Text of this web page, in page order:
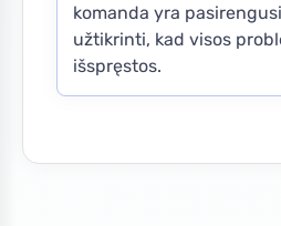
komanda yra
užtikrinti, kad visos
išspręstos.